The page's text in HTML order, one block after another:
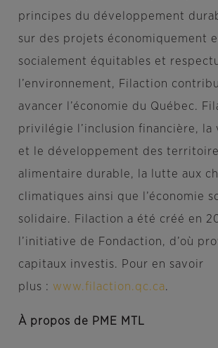
principes du développement
sur des projets économiquement
socialement équitables et
l’environnement, Filaction
avancer l’économie du Québec.
privilégie l’inclusion financière, la
et le développement des
alimentaire durable, la lutte aux
climatiques ainsi que l’économie
solidaire. Filaction a été créé en
l’initiative de Fondaction, d’où
capitaux investis. Pour en savoir
plus : www.filaction.qc.ca.
À propos de PME MTL